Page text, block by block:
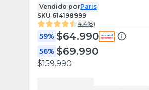
Vendido porParis
SKU 614198999
4.4(8)
59% $64.990
56% $69.990
$159.990